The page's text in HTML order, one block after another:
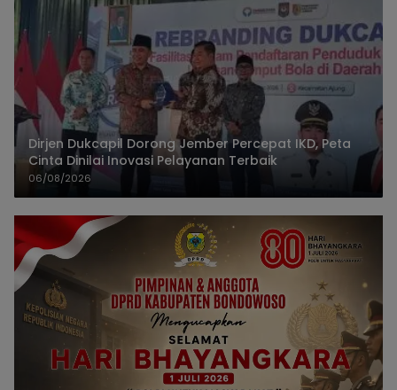
Dirjen Dukcapil Dorong Jember Percepat IKD, Peta
Cinta Dinilai Inovasi Pelayanan Terbaik
06/08/2026